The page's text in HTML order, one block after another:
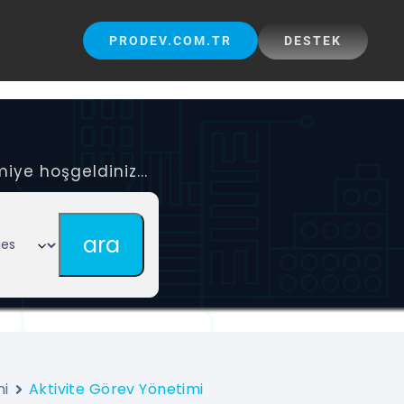
PRODEV.COM.TR DESTEK
hoşgeldiniz...
Aktivite Görev Yönetimi